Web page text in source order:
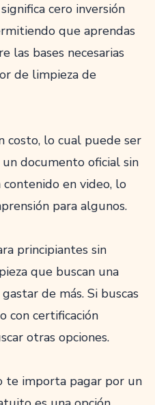
cero inversión
que aprendas
las bases necesarias
de limpieza de
costo, lo cual puede ser
documento oficial sin
contenido en video, lo
para algunos.
principiantes sin
que buscan una
de más. Si buscas
con certificación
otras opciones.
te importa pagar por un